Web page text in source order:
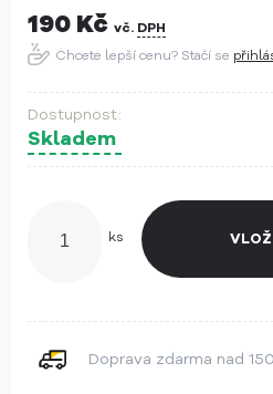
190 Kč vč. DPH
Chcete lepší cenu? Stačí se
Skladem
ks
Doprava zdarma nad